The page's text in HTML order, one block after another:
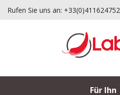
Rufen Sie uns an: +33(0)411624752
Für Ihn